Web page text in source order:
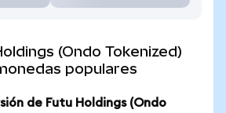
(Ondo Tokenized)
populares
de Futu Holdings (Ondo